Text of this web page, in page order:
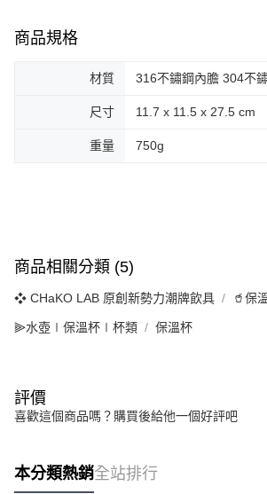
商品規格
材質 316不鏽鋼內膽 304不
尺寸 11.7 x 11.5 x 27.5 cm
重量 750g
商品相關分類 (5)
❖ CHaKO LAB 原創新勢力潮牌飲具 🥤保
⫸水壺∣保溫杯∣杯類 保溫杯
評價
喜歡這個商品嗎？購買後給他一個好評吧
本分類熱銷全站排行